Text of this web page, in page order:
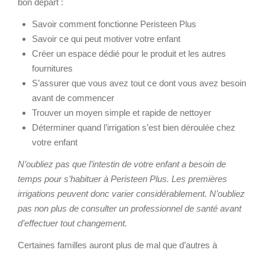
bon départ :
Savoir comment fonctionne Peristeen Plus
Savoir ce qui peut motiver votre enfant
Créer un espace dédié pour le produit et les autres
fournitures
S’assurer que vous avez tout ce dont vous avez besoin
avant de commencer
Trouver un moyen simple et rapide de nettoyer
Déterminer quand l’irrigation s’est bien déroulée chez
votre enfant
N’oubliez pas que l’intestin de votre enfant a besoin de
temps pour s’habituer à Peristeen Plus. Les premières
irrigations peuvent donc varier considérablement. N’oubliez
pas non plus de consulter un professionnel de santé avant
d’effectuer tout changement.
Certaines familles auront plus de mal que d’autres à